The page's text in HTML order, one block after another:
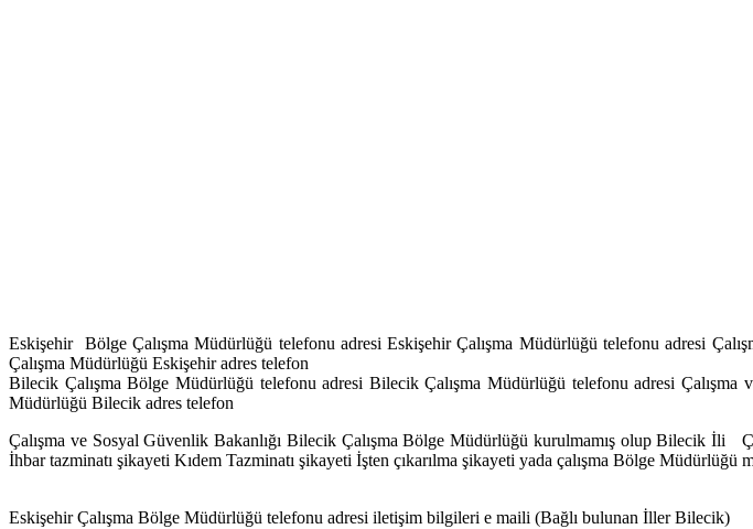
Eskişehir Bölge Çalışma Müdürlüğü telefonu adresi Eskişehir Çalışma Müdürlüğü telefonu adresi
Çalışma Müdürlüğü Eskişehir adres telefon
Bilecik Çalışma Bölge Müdürlüğü telefonu adresi Bilecik Çalışma Müdürlüğü telefonu adresi Çalışma
Müdürlüğü Bilecik adres telefon
Çalışma ve Sosyal Güvenlik Bakanlığı Bilecik Çalışma Bölge Müdürlüğü kurulmamış olup Bilecik İli
İhbar tazminatı şikayeti Kıdem Tazminatı şikayeti İşten çıkarılma şikayeti yada çalışma Bölge
Eskişehir Çalışma Bölge Müdürlüğü telefonu adresi iletişim bilgileri e maili (Bağlı bulunan İller Bilecik)